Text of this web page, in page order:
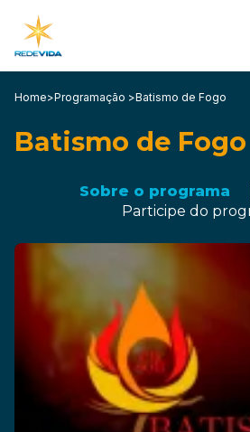
Home>Programação >Batismo de Fogo
Batismo de Fogo
Sobre o programa
Participe do